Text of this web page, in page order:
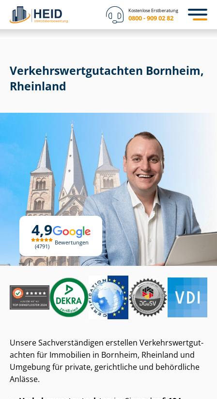
Kostenlose Erstberatung
0800 - 909 02 82
4,9
4791
Bewertungen
Ver­kehrs­wert­gut­ach­ten Bornheim,
Rheinland
Unsere Sach­ver­stän­di­gen erstellen Ver­kehrs­wert­gut­
ach­ten für Immobilien in Bornheim, Rheinland und
Umgebung für private, gerichtliche und behördliche
Anlässe.